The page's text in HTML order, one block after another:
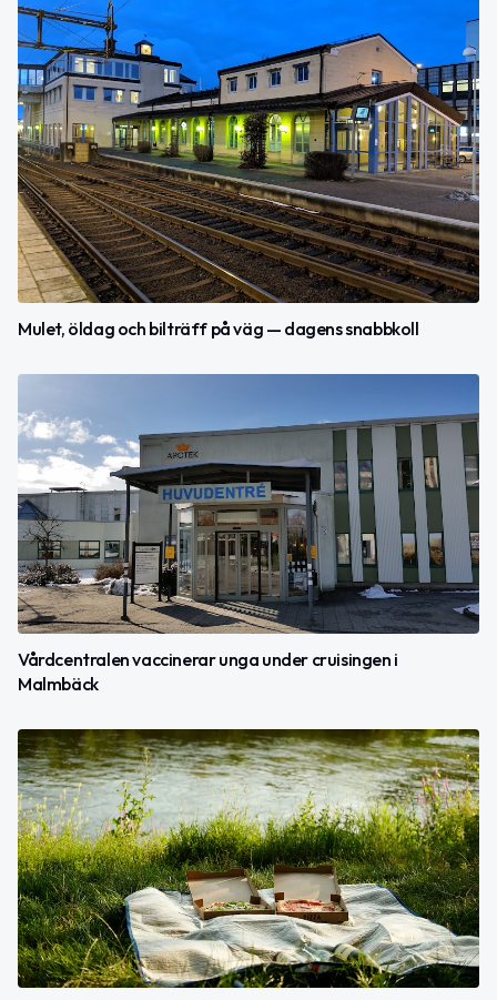
Mulet, öldag och bilträff på väg — dagens snabbkoll
Vårdcentralen vaccinerar unga under cruisingen i
Malmbäck